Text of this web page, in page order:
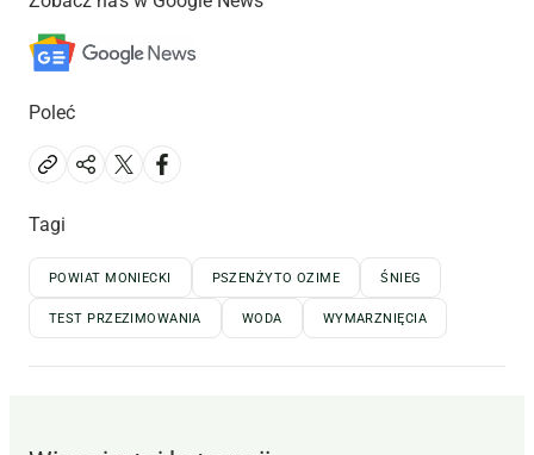
Poleć
Tagi
POWIAT MONIECKI PSZENŻYTO OZIME ŚNIEG
TEST PRZEZIMOWANIA WODA WYMARZNIĘCIA